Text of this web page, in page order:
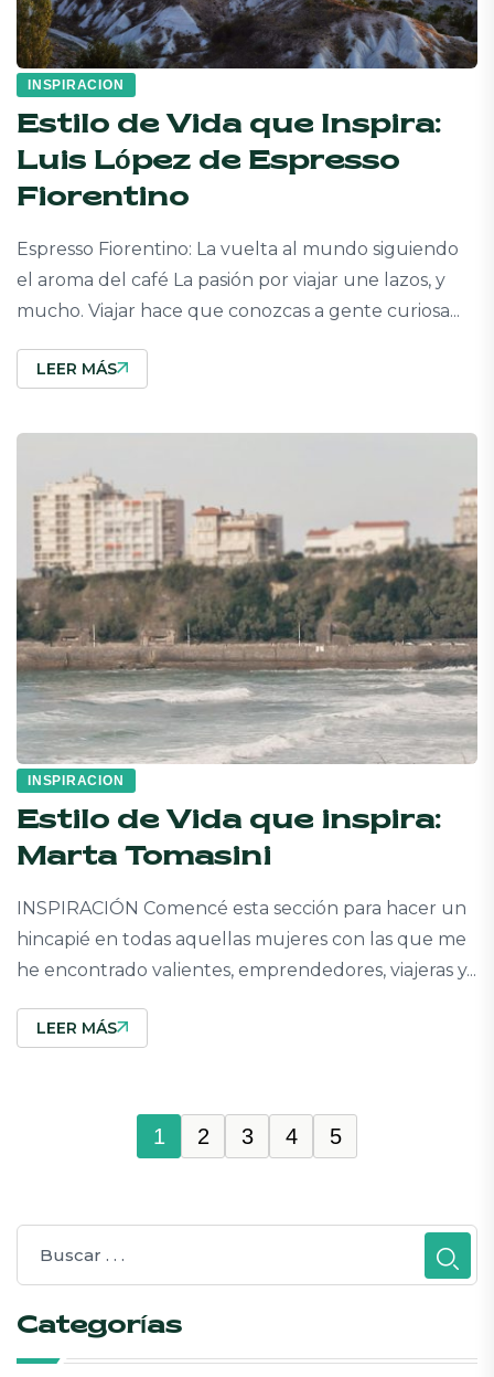
INSPIRACION
Estilo de Vida que Inspira:
Luis López de Espresso
Fiorentino
Espresso Fiorentino: La vuelta al mundo siguiendo
el aroma del café La pasión por viajar une lazos, y
mucho. Viajar hace que conozcas a gente curiosa...
LEER MÁS
INSPIRACION
Estilo de Vida que inspira:
Marta Tomasini
INSPIRACIÓN Comencé esta sección para hacer un
hincapié en todas aquellas mujeres con las que me
he encontrado valientes, emprendedores, viajeras y...
LEER MÁS
1 2 3 4 5
Categorías